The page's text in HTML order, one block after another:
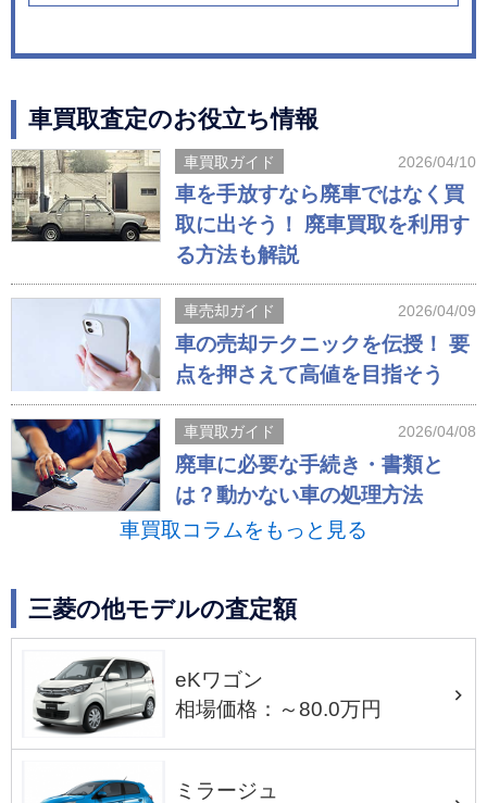
車買取査定のお役立ち情報
車買取ガイド 2026/04/10
車を手放すなら廃車ではなく買
取に出そう！ 廃車買取を利用す
る方法も解説
車売却ガイド 2026/04/09
車の売却テクニックを伝授！ 要
点を押さえて高値を目指そう
車買取ガイド 2026/04/08
廃車に必要な手続き・書類と
は？動かない車の処理方法
車買取コラムをもっと見る
三菱の他モデルの査定額
eKワゴン
相場価格：～80.0万円
ミラージュ